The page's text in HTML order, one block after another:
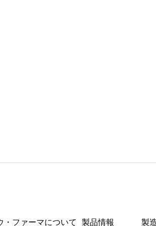
・ファーマについて 製品情報 製